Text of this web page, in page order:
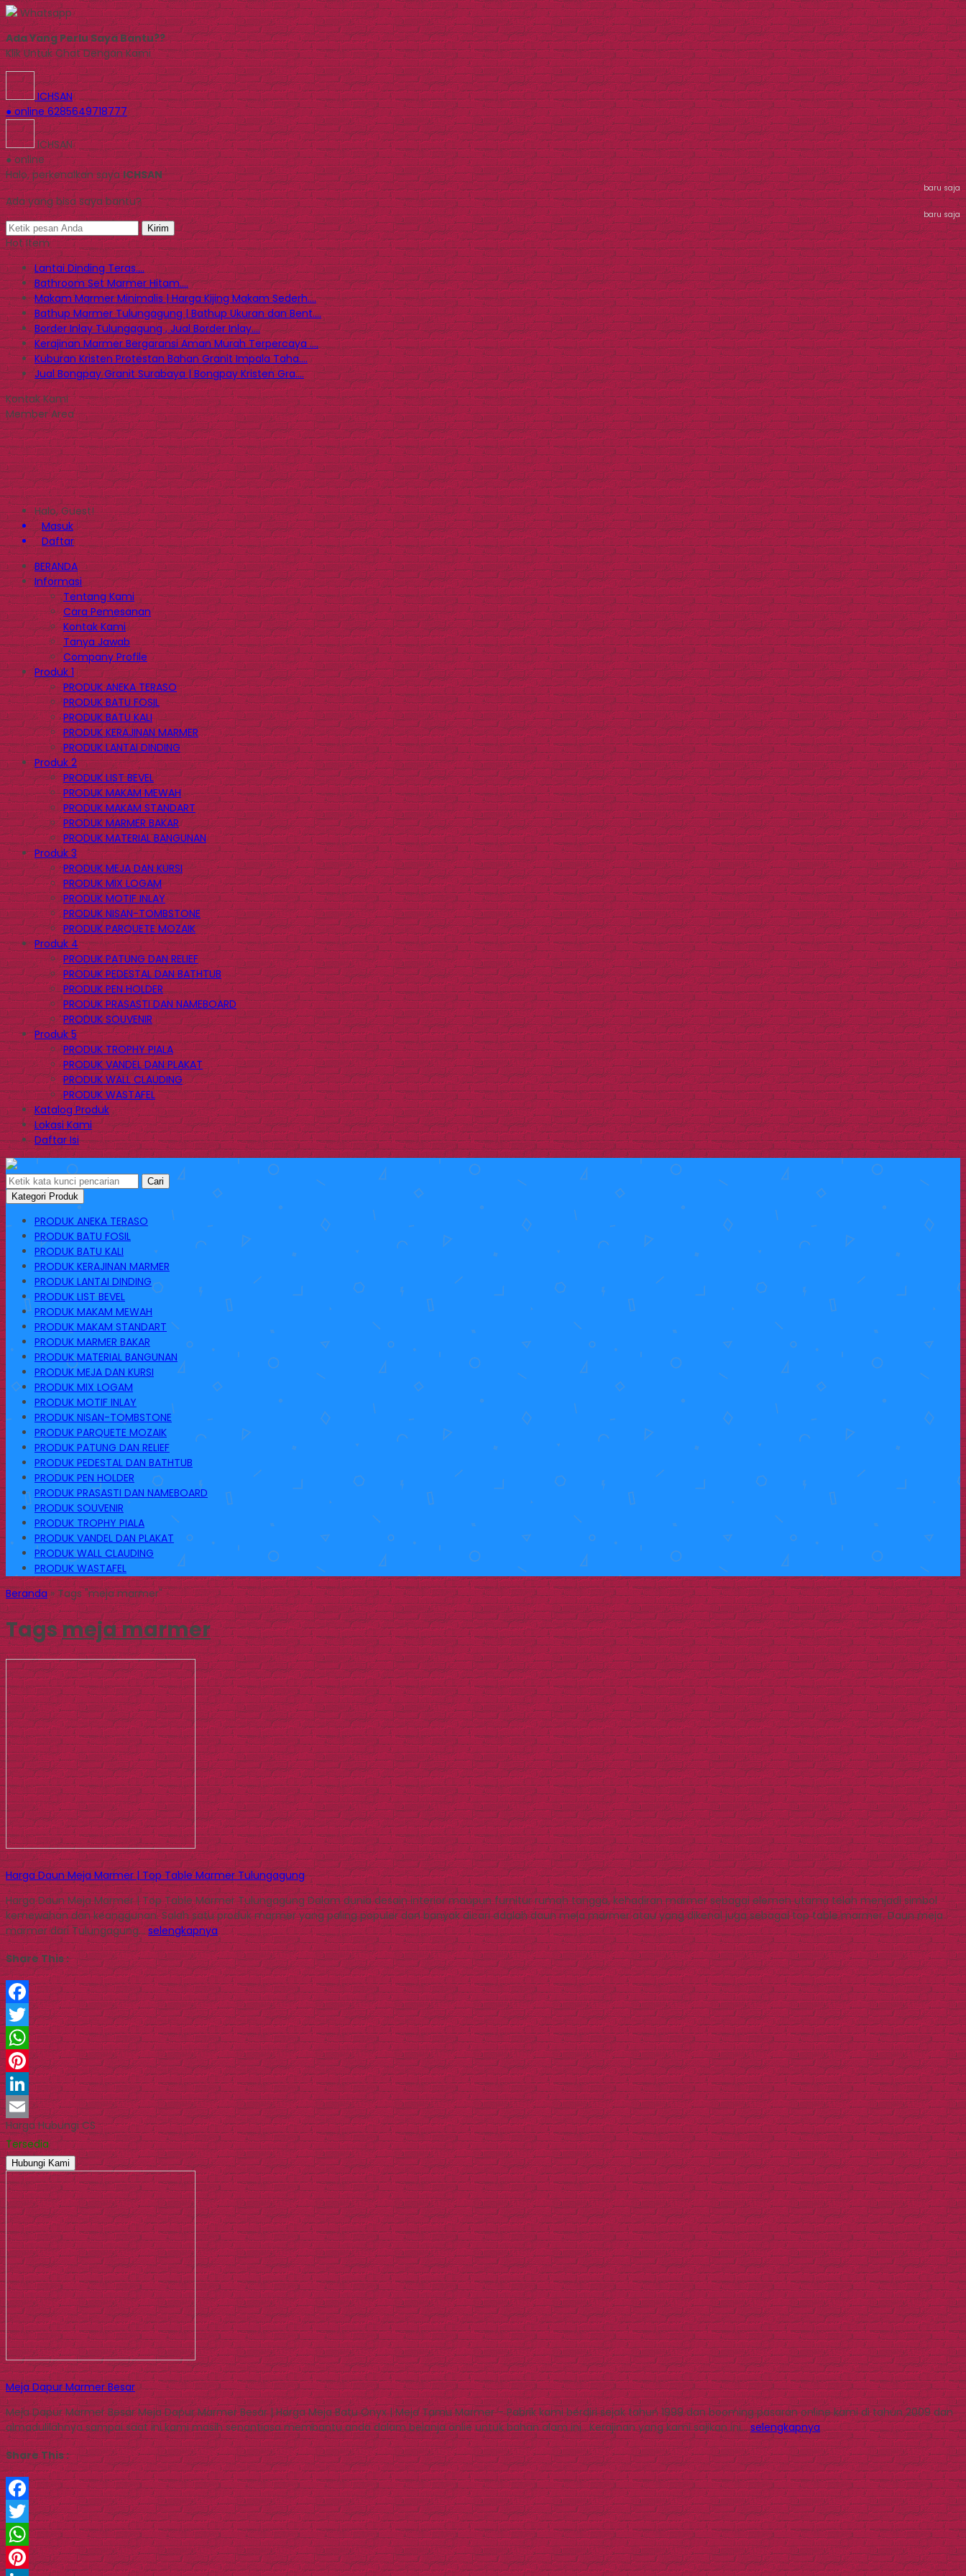
Whatsapp
Ada Yang Perlu Saya Bantu??
Klik Untuk Chat Dengan Kami
ICHSAN
● online 6285649718777
ICHSAN
● online
Halo, perkenalkan sayaICHSAN
baru saja
Ada yang bisa saya bantu?
baru saja
Kirim
Hot Item
Lantai Dinding Teras....
Bathroom Set Marmer Hitam....
Makam Marmer Minimalis | Harga Kijing Makam Sederh....
Bathup Marmer Tulungagung | Bathup Ukuran dan Bent....
Border Inlay Tulungagung , Jual Border Inlay....
Kerajinan Marmer Bergaransi Aman Murah Terpercaya ....
Kuburan Kristen Protestan Bahan Granit Impala Taha....
Jual Bongpay Granit Surabaya | Bongpay Kristen Gra....
Kontak Kami
Member Area
Halo, Guest!
Masuk
Daftar
BERANDA
Informasi
Tentang Kami
Cara Pemesanan
Kontak Kami
Tanya Jawab
Company Profile
Produk 1
PRODUK ANEKA TERASO
PRODUK BATU FOSIL
PRODUK BATU KALI
PRODUK KERAJINAN MARMER
PRODUK LANTAI DINDING
Produk 2
PRODUK LIST BEVEL
PRODUK MAKAM MEWAH
PRODUK MAKAM STANDART
PRODUK MARMER BAKAR
PRODUK MATERIAL BANGUNAN
Produk 3
PRODUK MEJA DAN KURSI
PRODUK MIX LOGAM
PRODUK MOTIF INLAY
PRODUK NISAN-TOMBSTONE
PRODUK PARQUETE MOZAIK
Produk 4
PRODUK PATUNG DAN RELIEF
PRODUK PEDESTAL DAN BATHTUB
PRODUK PEN HOLDER
PRODUK PRASASTI DAN NAMEBOARD
PRODUK SOUVENIR
Produk 5
PRODUK TROPHY PIALA
PRODUK VANDEL DAN PLAKAT
PRODUK WALL CLAUDING
PRODUK WASTAFEL
Katalog Produk
Lokasi Kami
Daftar Isi
Cari
Kategori Produk
PRODUK ANEKA TERASO
PRODUK BATU FOSIL
PRODUK BATU KALI
PRODUK KERAJINAN MARMER
PRODUK LANTAI DINDING
PRODUK LIST BEVEL
PRODUK MAKAM MEWAH
PRODUK MAKAM STANDART
PRODUK MARMER BAKAR
PRODUK MATERIAL BANGUNAN
PRODUK MEJA DAN KURSI
PRODUK MIX LOGAM
PRODUK MOTIF INLAY
PRODUK NISAN-TOMBSTONE
PRODUK PARQUETE MOZAIK
PRODUK PATUNG DAN RELIEF
PRODUK PEDESTAL DAN BATHTUB
PRODUK PEN HOLDER
PRODUK PRASASTI DAN NAMEBOARD
PRODUK SOUVENIR
PRODUK TROPHY PIALA
PRODUK VANDEL DAN PLAKAT
PRODUK WALL CLAUDING
PRODUK WASTAFEL
Beranda»Tags "meja marmer"
Tagsmeja marmer
Harga Daun Meja Marmer | Top Table Marmer Tulungagung
Harga Daun Meja Marmer | Top Table Marmer Tulungagung Dalam dunia desain interior maupun furnitur rumah tangga, kehadiran marmer sebagai elemen utama telah menjadi simbol
kemewahan dan keanggunan. Salah satu produk marmer yang paling populer dan banyak dicari adalah daun meja marmer atau yang dikenal juga sebagai top table marmer. Daun meja
marmer dari Tulungagung…selengkapnya
Share This :
Facebook
Twitter
WhatsApp
Pinterest
LinkedIn
Email
Harga Hubungi CS
Tersedia
Hubungi Kami
Meja Dapur Marmer Besar
Meja Dapur Marmer Besar Meja Dapur Marmer Besar | Harga Meja Batu Onyx | Meja Tamu Marmer – Pabrik kami berdiri sejak tahun 1999 dan booming pasaran online kami di tahun 2009 dan
almadulilahnya sampai saat ini kami masih senantiasa membantu anda dalam belanja onlie untuk bahan alam ini . Kerajinan yang kami sajikan ini…selengkapnya
Share This :
Facebook
Twitter
WhatsApp